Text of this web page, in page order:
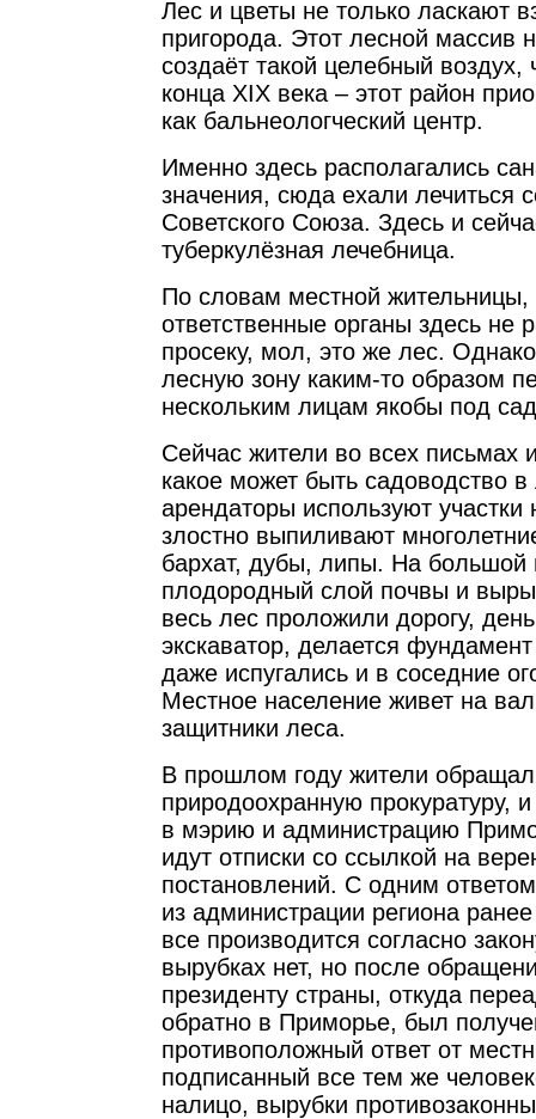
Лес и цветы не только ласкают
пригорода. Этот лесной массив
создаёт такой целебный воздух,
конца XIX века – этот район
как бальнеологческий центр.
Именно здесь располагались
значения, сюда ехали лечиться
Советского Союза. Здесь и
туберкулёзная лечебница.
По словам местной
ответственные органы здесь не
просеку, мол, это же лес.
лесную зону каким-то образом
нескольким лицам якобы под
Сейчас жители во всех письмах
какое может быть садоводство
арендаторы используют
злостно выпиливают
бархат, дубы, липы. На
плодородный слой почвы и
весь лес проложили дорогу,
экскаватор, делается
даже испугались и в соседние
Местное население живет на
защитники леса.
В прошлом году жители
природоохранную прокуратуру,
в мэрию и администрацию
идут отписки со ссылкой на
постановлений. С одним
из администрации региона
все производится согласно
вырубках нет, но после
президенту страны, откуда
обратно в Приморье, был
противоположный ответ от
подписанный все тем же
налицо, вырубки